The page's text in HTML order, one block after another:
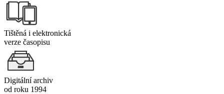
Tištěná i elektronická
verze časopisu
Digitální archiv
od roku 1994